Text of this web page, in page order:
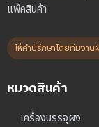
แพ็คสินค้า
ให้คำปรึกษาโดยทีมงาน
หมวดสินค้า
เครื่องบรรจุผง